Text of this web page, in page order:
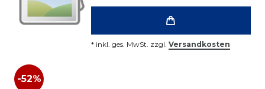
* inkl. ges. MwSt. zzgl. Versandkosten
-52%